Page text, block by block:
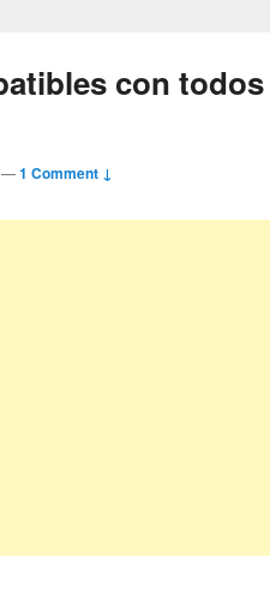
con todos
—1 Comment ↓